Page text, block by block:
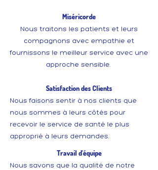
Miséricorde
Nous traitons les patients et leurs
compagnons avec empathie et
fournissons le meilleur service avec une
approche sensible.
Satisfaction des Clients
Nous faisons sentir à nos clients que
nous sommes à leurs côtés pour
recevoir le service de santé le plus
approprié à leurs demandes.
Travail d'équipe
Nous savons que la qualité de notre